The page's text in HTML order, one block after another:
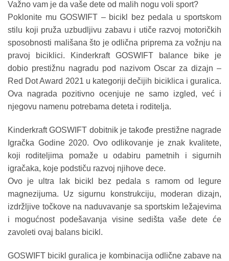
Važno vam je da vaše dete od malih nogu voli sport?
Poklonite mu GOSWIFT – bicikl bez pedala u sportskom
stilu koji pruža uzbudljivu zabavu i utiče razvoj motoričkih
sposobnosti mališana što je odlična priprema za vožnju na
pravoj biciklici. Kinderkraft GOSWIFT balance bike je
dobio prestižnu nagradu pod nazivom Oscar za dizajn –
Red Dot Award 2021 u kategoriji dečijih biciklica i guralica.
Ova nagrada pozitivno ocenjuje ne samo izgled, već i
njegovu namenu potrebama deteta i roditelja.
Kinderkraft GOSWIFT dobitnik je takođe prestižne nagrade
Igračka Godine 2020. Ovo odlikovanje je znak kvalitete,
koji roditeljima pomaže u odabiru pametnih i sigurnih
igračaka, koje podstiču razvoj njihove dece.
Ovo je ultra lak bicikl bez pedala s ramom od legure
magnezijuma. Uz sigurnu konstrukciju, moderan dizajn,
izdržljive točkove na naduvavanje sa sportskim ležajevima
i mogućnost podešavanja visine sedišta vaše dete će
zavoleti ovaj balans bicikl.
GOSWIFT bicikl guralica je kombinacija odlične zabave na